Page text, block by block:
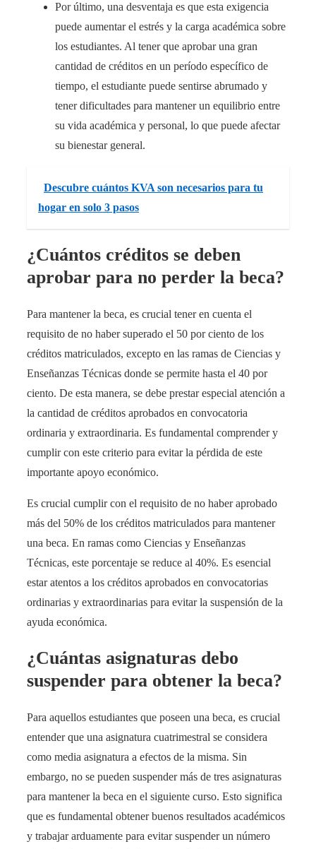
Por último, una desventaja es que esta exigencia
puede aumentar el estrés y la carga académica sobre
los estudiantes. Al tener que aprobar una gran
cantidad de créditos en un período específico de
tiempo, el estudiante puede sentirse abrumado y
tener dificultades para mantener un equilibrio entre
su vida académica y personal, lo que puede afectar
su bienestar general.
Descubre cuántos KVA son necesarios para tu
hogar en solo 3 pasos
¿Cuántos créditos se deben
aprobar para no perder la beca?
Para mantener la beca, es crucial tener en cuenta el
requisito de no haber superado el 50 por ciento de los
créditos matriculados, excepto en las ramas de Ciencias y
Enseñanzas Técnicas donde se permite hasta el 40 por
ciento. De esta manera, se debe prestar especial atención a
la cantidad de créditos aprobados en convocatoria
ordinaria y extraordinaria. Es fundamental comprender y
cumplir con este criterio para evitar la pérdida de este
importante apoyo económico.
Es crucial cumplir con el requisito de no haber aprobado
más del 50% de los créditos matriculados para mantener
una beca. En ramas como Ciencias y Enseñanzas
Técnicas, este porcentaje se reduce al 40%. Es esencial
estar atentos a los créditos aprobados en convocatorias
ordinarias y extraordinarias para evitar la suspensión de la
ayuda económica.
¿Cuántas asignaturas debo
suspender para obtener la beca?
Para aquellos estudiantes que poseen una beca, es crucial
entender que una asignatura cuatrimestral se considera
como media asignatura a efectos de la misma. Sin
embargo, no se pueden suspender más de tres asignaturas
para mantener la beca en el siguiente curso. Esto significa
que es fundamental obtener buenos resultados académicos
y trabajar arduamente para evitar suspender un número